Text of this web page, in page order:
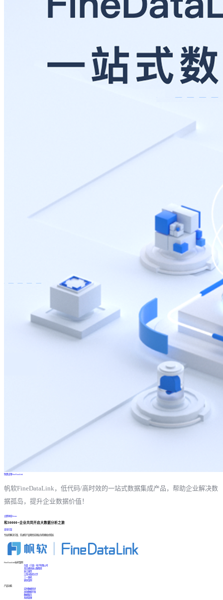
免费试用FineDataLink
帆软FineDataLink，低代码/高时效的一站式数据集成产品，帮助企业解决数
据孤岛，提升企业数据价值！
立即体验Demo
和30000+企业共同开启大数据分析之旅
咨询方案
专业的解决方案、先进的产品帮您实现业务的爆发式增长
FineDataLink标杆案例
台晶（宁波）电子有限公司
某交通高速公路集团
浙江国贸
江西中医药大学
三一重机
更多案例
产品功能
实时数据同步
高效数据开发
数据服务
系统管理